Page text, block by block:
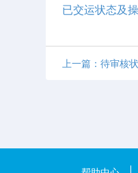
已交运状态及
上一篇：待审核